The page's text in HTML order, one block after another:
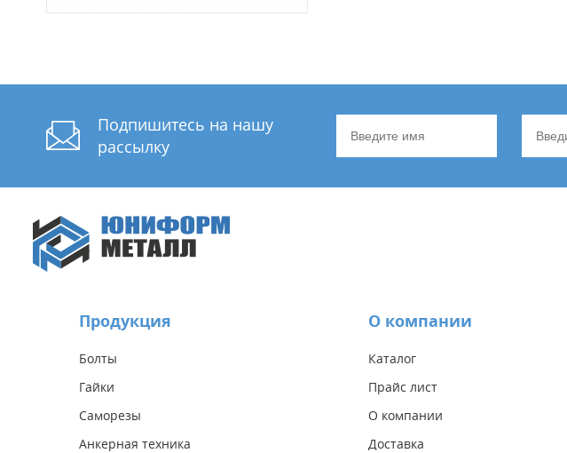
Подпишитесь на нашу
рассылку
Продукция
Болты
Гайки
Саморезы
Анкерная техника
О компании
Каталог
Прайс лист
О компании
Доставка